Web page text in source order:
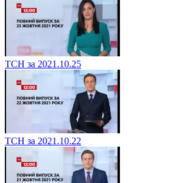
ТСН за 2021.10.25
ТСН за 2021.10.22